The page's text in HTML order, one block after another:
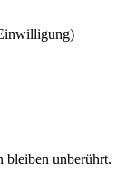
bleiben unberührt.